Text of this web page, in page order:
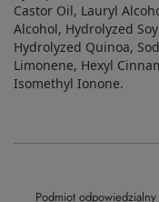
Castor Oil, Lauryl
Alcohol, Hydrolyzed
Hydrolyzed Quinoa,
Limonene, Hexyl
Isomethyl Ionone.
Podmiot